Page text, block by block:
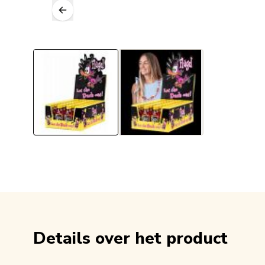
Details over het product